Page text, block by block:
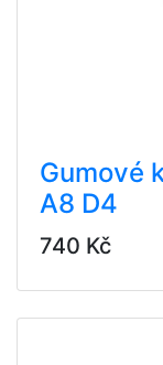
Gumové
A8 D4
740 Kč